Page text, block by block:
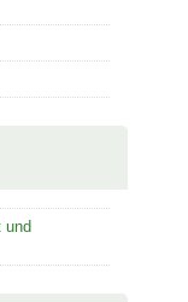
und